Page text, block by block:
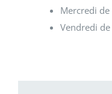
Mercredi
Vendredi